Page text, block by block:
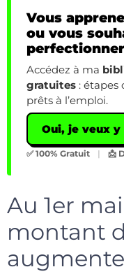
Vous
ou vous
Accédez à ma
gratuites : étapes
prêts à l’emploi.
Oui, je veux
✅ 100% Gratuit | 📩
Au 1er
montant